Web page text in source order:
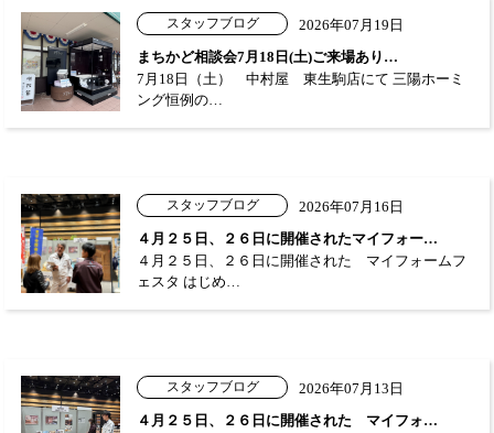
スタッフブログ
2026年07月19日
まちかど相談会7月18日(土)ご来場あり…
7月18日（土） 中村屋 東生駒店にて 三陽ホーミ
ング恒例の…
スタッフブログ
2026年07月16日
４月２５日、２６日に開催されたマイフォー…
４月２５日、２６日に開催された マイフォームフ
ェスタ はじめ…
スタッフブログ
2026年07月13日
４月２５日、２６日に開催された マイフォ…